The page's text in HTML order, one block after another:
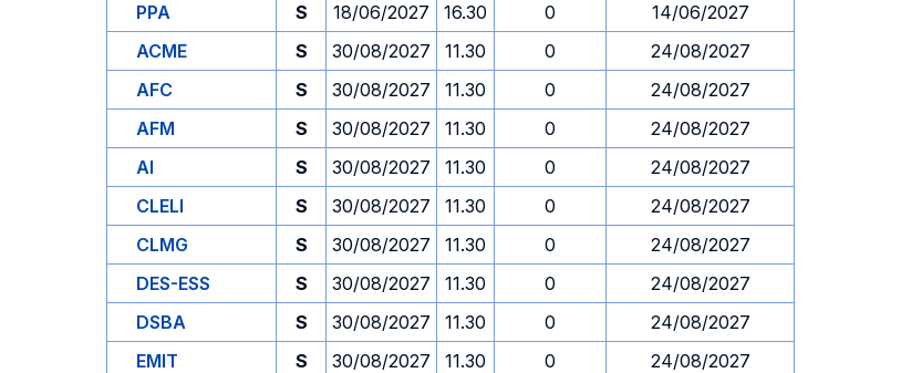
PPA
S 18/06/2027 16.30 0
14/06/2027
ACME
S 30/08/2027 11.30 0
24/08/2027
AFC
S 30/08/2027 11.30 0
24/08/2027
AFM
S 30/08/2027 11.30 0
24/08/2027
AI
S 30/08/2027 11.30 0
24/08/2027
CLELI
S 30/08/2027 11.30 0
24/08/2027
CLMG
S 30/08/2027 11.30 0
24/08/2027
DES-ESS
S 30/08/2027 11.30 0
24/08/2027
DSBA
S 30/08/2027 11.30 0
24/08/2027
EMIT
S 30/08/2027 11.30 0
24/08/2027